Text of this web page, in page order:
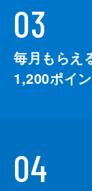
03
毎月もらえ
1,200ポイ
04